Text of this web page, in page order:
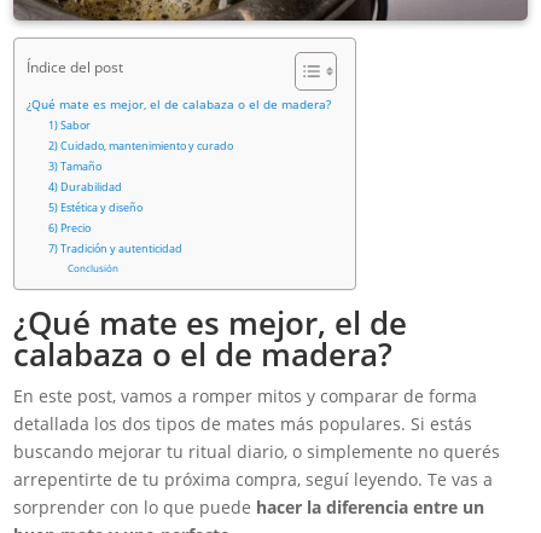
Índice del post
¿Qué mate es mejor, el de calabaza o el de madera?
1) Sabor
2) Cuidado, mantenimiento y curado
3) Tamaño
4) Durabilidad
5) Estética y diseño
6) Precio
7) Tradición y autenticidad
Conclusión
¿Qué mate es mejor, el de
calabaza o el de madera?
En este post, vamos a romper mitos y comparar de forma
detallada los dos tipos de mates más populares. Si estás
buscando mejorar tu ritual diario, o simplemente no querés
arrepentirte de tu próxima compra, seguí leyendo. Te vas a
sorprender con lo que puede hacer la diferencia entre un